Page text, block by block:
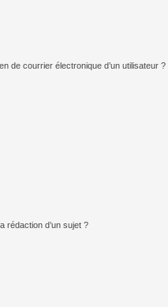
de courrier électronique d’un utilisateur ?
rédaction d’un sujet ?